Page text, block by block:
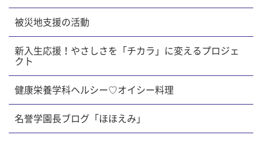
被災地支援の活動
新入生応援！やさしさを「チカラ」に変えるプロジェ
クト
健康栄養学科ヘルシー♡オイシー料理
名誉学園長ブログ「ほほえみ」